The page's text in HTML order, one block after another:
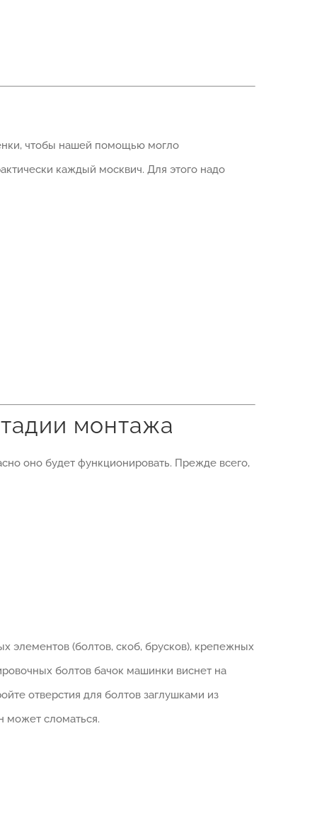
чтобы нашей помощью могло
каждый москвич. Для этого надо
монтажа
оно будет функционировать. Прежде всего,
элементов (болтов, скоб, брусков), крепежных
болтов бачок машинки виснет на
отверстия для болтов заглушками из
может сломаться.